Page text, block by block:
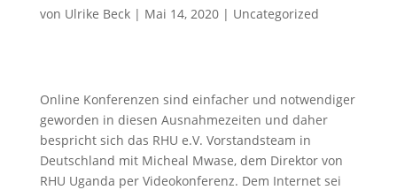
von Ulrike Beck| Mai 14, 2020| Uncategorized
Online Konferenzen sind einfacher und notwendiger
geworden in diesen Ausnahmezeiten und daher
bespricht sich das RHU e.V. Vorstandsteam in
Deutschland mit Micheal Mwase, dem Direktor von
RHU Uganda per Videokonferenz. Dem Internet sei